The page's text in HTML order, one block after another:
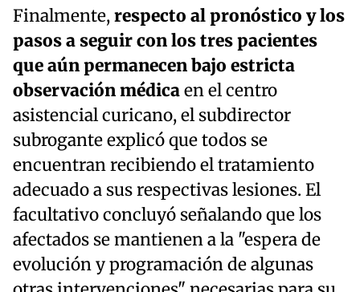
Finalmente,respecto al pronóstico y los
pasos a seguir con los tres pacientes
que aún permanecen bajo estricta
observación médicaen el centro
asistencial curicano, el subdirector
subrogante explicó que todos se
encuentran recibiendo el tratamiento
adecuado a sus respectivas lesiones. El
facultativo concluyó señalando que los
afectados se mantienen a la "espera de
evolución y programación de algunas